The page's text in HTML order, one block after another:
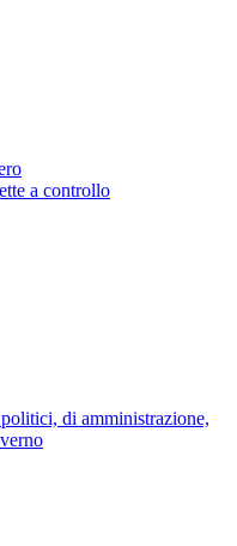
a controllo
di amministrazione,